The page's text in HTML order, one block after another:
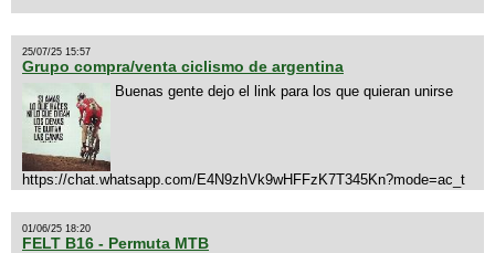
25/07/25 15:57
Grupo compra/venta ciclismo de argentina
Buenas gente dejo el link para los que quieran unirse
https://chat.whatsapp.com/E4N9zhVk9wHFFzK7T345Kn?mode=ac_t
01/06/25 18:20
FELT B16 - Permuta MTB